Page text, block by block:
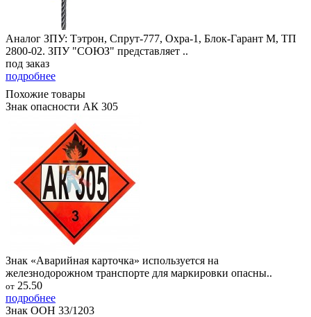
Аналог ЗПУ: Тэтрон, Спрут-777, Охра-1, Блок-Гарант М, ТП
2800-02. ЗПУ "СОЮЗ" представляет ..
под заказ
подробнее
Похожие товары
Знак опасности АК 305
Знак «Аварийная карточка» используется на
железнодорожном транспорте для маркировки опасны..
от 25.50
подробнее
Знак ООН 33/1203